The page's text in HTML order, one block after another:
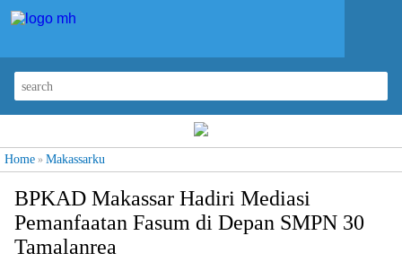
Home » Makassarku
BPKAD Makassar Hadiri Mediasi
Pemanfaatan Fasum di Depan SMPN 30
Tamalanrea